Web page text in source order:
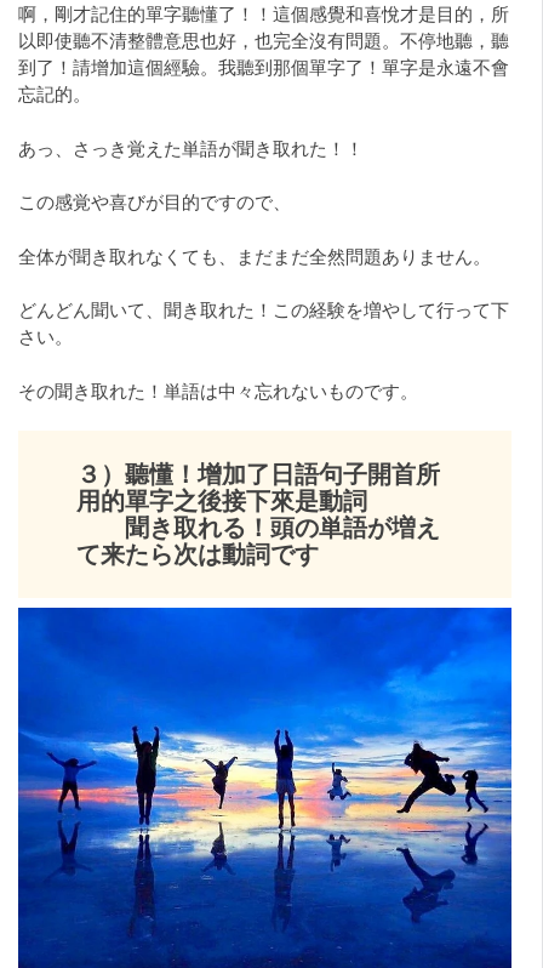
啊，剛才記住的單字聽懂了！！這個感覺和喜悅才是目的，所
以即使聽不清整體意思也好，也完全沒有問題。不停地聽，聽
到了！請增加這個經驗。我聽到那個單字了！單字是永遠不會
忘記的。
あっ、さっき覚えた単語が聞き取れた！！
この感覚や喜びが目的ですので、
全体が聞き取れなくても、まだまだ全然問題ありません。
どんどん聞いて、聞き取れた！この経験を増やして行って下
さい。
その聞き取れた！単語は中々忘れないものです。
３）聽懂！增加了日語句子開首所
用的單字之後接下來是動詞
聞き取れる！頭の単語が増え
て来たら次は動詞です